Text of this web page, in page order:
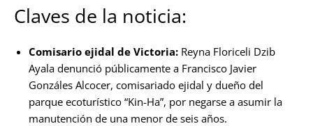
Claves de la noticia:
Comisario ejidal de Victoria: Reyna Floriceli Dzib
Ayala denunció públicamente a Francisco Javier
Gonzáles Alcocer, comisariado ejidal y dueño del
parque ecoturístico “Kin-Ha”, por negarse a asumir la
manutención de una menor de seis años.